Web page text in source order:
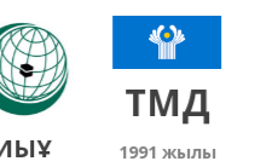
ТМД
1991жылғы